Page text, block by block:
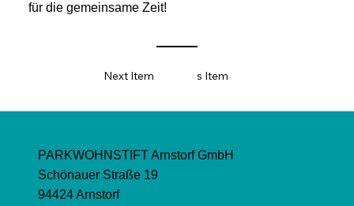
für die gemeinsame Zeit!
Previous Item
Next Item
PARKWOHNSTIFT Arnstorf GmbH
Schönauer Straße 19
94424 Arnstorf